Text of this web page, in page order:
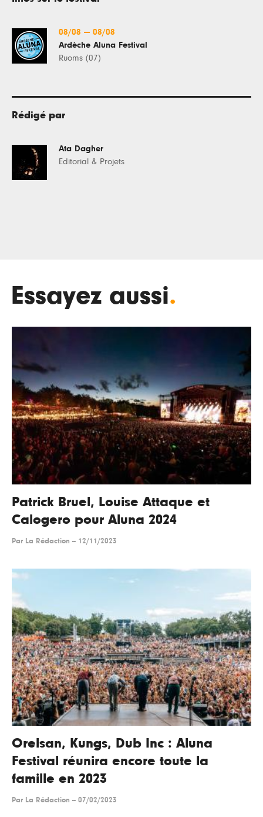
08/08 — 08/08
Ardèche Aluna Festival
Ruoms (07)
Rédigé par
Ata Dagher
Editorial & Projets
Essayez aussi.
Patrick Bruel, Louise Attaque et
Calogero pour Aluna 2024
Par La Rédaction -- 12/11/2023
Orelsan, Kungs, Dub Inc : Aluna
Festival réunira encore toute la
famille en 2023
Par La Rédaction -- 07/02/2023